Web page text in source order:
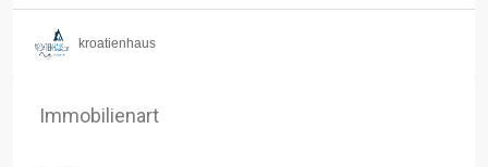
kroatienhaus
Immobilienart